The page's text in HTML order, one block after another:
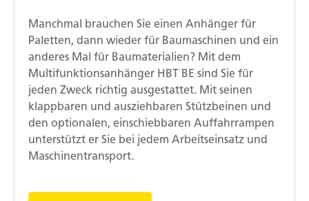
Manchmal brauchen Sie einen Anhänger für
Paletten, dann wieder für Baumaschinen und ein
anderes Mal für Baumaterialien? Mit dem
Multifunktionsanhänger HBT BE sind Sie für
jeden Zweck richtig ausgestattet. Mit seinen
klappbaren und ausziehbaren Stützbeinen und
den optionalen, einschiebbaren Auffahrrampen
unterstützt er Sie bei jedem Arbeitseinsatz und
Maschinentransport.